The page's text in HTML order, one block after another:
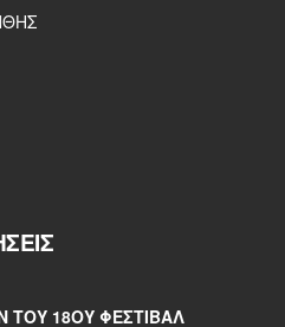
ΤΟΥ 18ΟΥ ΦΕΣΤΙΒΆΛ